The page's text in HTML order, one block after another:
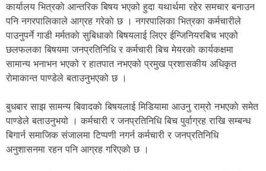
कार्यालय भित्रकाे आन्तरिक बिषय भएको हुदा यथार्थमा रहेर समचार बनाउन
पनि नगरपालिकाले आग्रह गरेकाे छ । नगरपालिका भित्रका कर्मचारीले
पाउनुपर्ने गाडी मर्मतकाे सुबिधाकाे बिषयलाई लिएर ईन्जिनियरबिच भएको
छलफलका बिषयमा जनप्रतिनिधि र कर्मचारी बिच मेयरकाे कार्यकक्षमा
सामान्य भनाभन भएको र हातपात नभएको प्रमुख प्रशासकीय अधिकृत
राेमाकान्त पाण्डेले बताउनुभएको छ ।
बुधबार साझ सामन्य बिवादकाे बिषयलाई मिडियामा आउनु राम्रो नभएकाे समेत
पाण्डेले बताउनुभयो । कर्मचारी र जनप्रतिनिधि बिच पुर्वाग्रह राखि सम्बन्ध
बिगार्न समाजिक संजालमा टिप्पणी नगर्न कर्मचारी र जनप्रतिनिधि
अनुशासनमा रहन पनि आग्रह गरिएको छ ।